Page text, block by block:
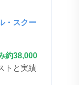
・スクー
約38,000
トと実績